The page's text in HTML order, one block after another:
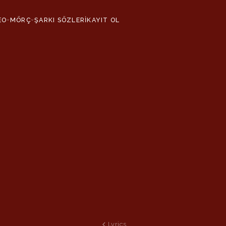
›MÖRÇ›ŞARKI SÖZLERİKAYIT OL
Lyrics